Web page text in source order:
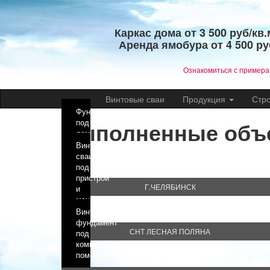
Каркас дома от 3 500 руб/
Аренда ямобура от 4 500
​Ознакомиться с
Винтовые сваи Продукция
Выполненные
Фундамент
под
дом
из
SIP
панелей
Г.ЧЕЛЯБИНСК
Винтовые
сваи
под
пристрой
и
мансардный
этаж
СНТ ЛЕСНАЯ ПОЛЯНА
Винтовой
фундамент
под
коммерческое
помещение